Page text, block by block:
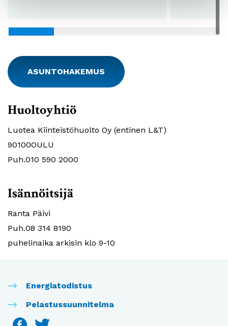
ASUNTOHAKEMUS
Huoltoyhtiö
Luotea Kiinteistöhuolto Oy (entinen L&T)
90100OULU
Puh.010 590 2000
Isännöitsijä
Ranta Päivi
Puh.08 314 8190
puhelinaika arkisin klo 9-10
Energiatodistus
Pelastussuunnitelma